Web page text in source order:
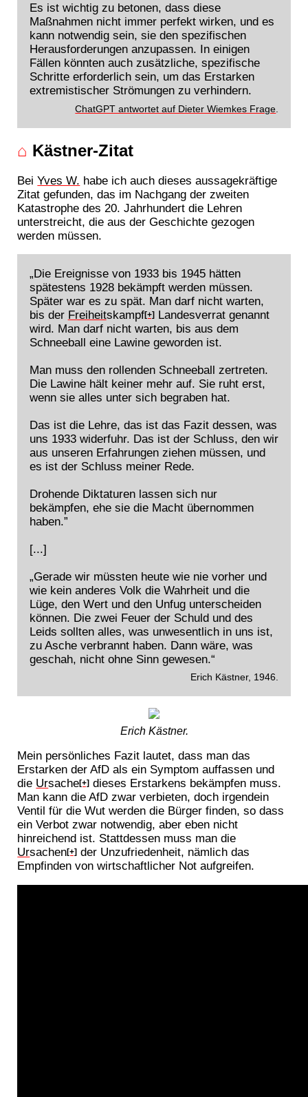
Es ist wichtig zu betonen, dass diese
Maßnahmen nicht immer perfekt wirken, und es
kann notwendig sein, sie den spezifischen
Herausforderungen anzupassen. In einigen
Fällen könnten auch zusätzliche, spezifische
Schritte erforderlich sein, um das Erstarken
extremistischer Strömungen zu verhindern.
ChatGPT antwortet auf Dieter Wiemkes Frage.
⌂ Kästner-Zitat
BeiYves W. habe ich auch dieses aussagekräftige
Zitat gefunden, das im Nachgang der zweiten
Katastrophe des 20. Jahrhundert die Lehren
unterstreicht, die aus der Geschichte gezogen
werden müssen.
„Die Ereignisse von 1933 bis 1945 hätten
spätestens 1928 bekämpft werden müssen.
Später war es zu spät. Man darf nicht warten,
bis der Freiheitskampf[+]Landesverrat genannt
wird. Man darf nicht warten, bis aus dem
Schneeball eine Lawine geworden ist.
Man muss den rollenden Schneeball zertreten.
Die Lawine hält keiner mehr auf. Sie ruht erst,
wenn sie alles unter sich begraben hat.
Das ist die Lehre, das ist das Fazit dessen, was
uns 1933 widerfuhr. Das ist der Schluss, den wir
aus unseren Erfahrungen ziehen müssen, und
es ist der Schluss meiner Rede.
Drohende Diktaturen lassen sich nur
bekämpfen, ehe sie die Macht übernommen
haben.”
[...]
„Gerade wir müssten heute wie nie vorher und
wie kein anderes Volk die Wahrheit und die
Lüge, den Wert und den Unfug unterscheiden
können. Die zwei Feuer der Schuld und des
Leids sollten alles, was unwesentlich in uns ist,
zu Asche verbrannt haben. Dann wäre, was
geschah, nicht ohne Sinn gewesen.“
Erich Kästner, 1946.
Erich Kästner.
Mein persönliches Fazit lautet, dass man das
Erstarken der AfD als ein Symptom auffassen und
die Ursache[+] dieses Erstarkens bekämpfen muss.
Man kann die AfD zwar verbieten, doch irgendein
Ventil für die Wut werden die Bürger finden, so dass
ein Verbot zwar notwendig, aber eben nicht
hinreichend ist. Stattdessen muss man die
Ursachen[+] der Unzufriedenheit, nämlich das
Empfinden von wirtschaftlicher Not aufgreifen.